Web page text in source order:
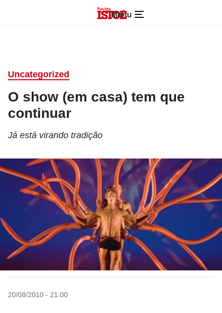
Menu
Uncategorized
O show (em casa) tem que
continuar
Já está virando tradição
20/08/2010 - 21:00